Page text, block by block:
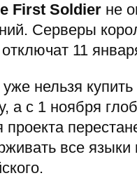
First Soldier не
Серверы
11
уже нельзя
а с 1 ноября
проекта
все языки